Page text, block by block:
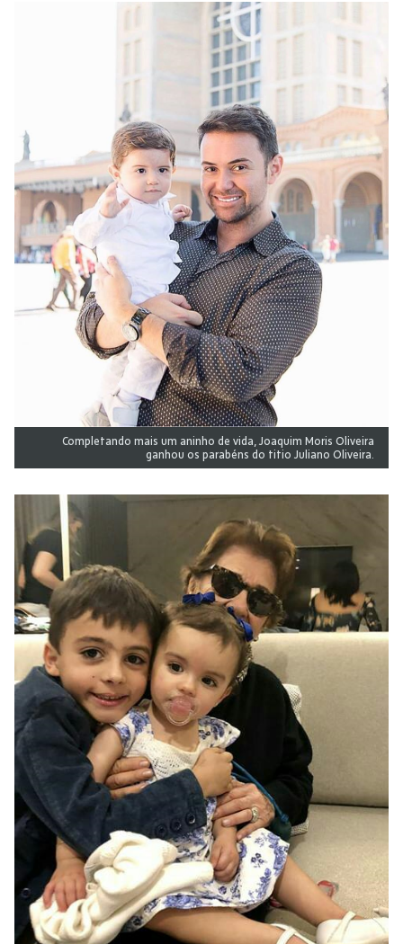
Completando mais um aninho de vida, Joaquim Moris Oliveira
ganhou os parabéns do titio Juliano Oliveira.